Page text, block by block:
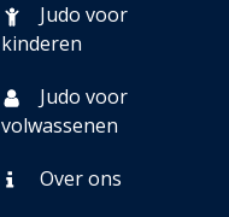
Judo voor
kinderen
Judo voor
volwassenen
Over ons